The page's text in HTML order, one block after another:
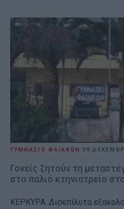
ΓΥΜΝΑΣΙΟ ΦΑΙΑΚΩΝ 09
Γονείς ζητούν τη
στο παλιό κτηνιατρείο
ΚΕΡΚΥΡΑ. Δισεπίλυτα